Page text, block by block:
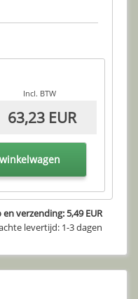
Incl. BTW
63,23 EUR
verzending: 5,49 EUR
levertijd: 1-3 dagen